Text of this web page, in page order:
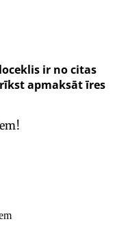
ir no citas
apmaksāt īres